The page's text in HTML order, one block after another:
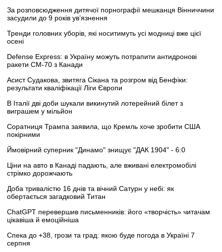
За розповсюдження дитячої порнографії мешканця Вінниччини
засудили до 9 років ув’язнення
Тренди головних уборів, які носитимуть усі модниці вже цієї
осені
Defense Express: в Україну можуть потрапити антидронові
ракети CM-70 з Канади
Асист Судакова, звитяга Сікана та розгром від Бенфіки:
результати кваліфікації Ліги Європи
В Італії дві доби шукали викинутий лотерейний білет з
виграшем у мільйон
Соратниця Трампа заявила, що Кремль хоче зробити США
покірними
Ймовірний суперник "Динамо" знищує "ДАК 1904" - 6:0
Ціни на авто в Канаді падають, але вживані електромобілі
стрімко дорожчають
Доба тривалістю 16 днів та вічний Сатурн у небі: як
обертається загадковий Титан
ChatGPT перевершив письменників: його «творчість» читачам
цікавіша й емоційніша
Спека до +38, грози та град: якою буде погода в Україні 7
серпня